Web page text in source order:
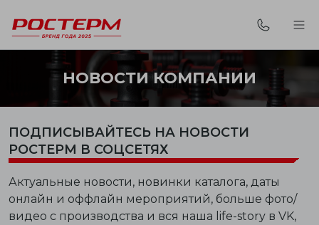
НОВОСТИ КОМПАНИИ
ПОДПИСЫВАЙТЕСЬ НА НОВОСТИ
РОСТЕРМ В СОЦСЕТЯХ
Актуальные новости, новинки каталога, даты
онлайн и оффлайн мероприятий, больше фото/
видео с производства и вся наша life-story в VK,